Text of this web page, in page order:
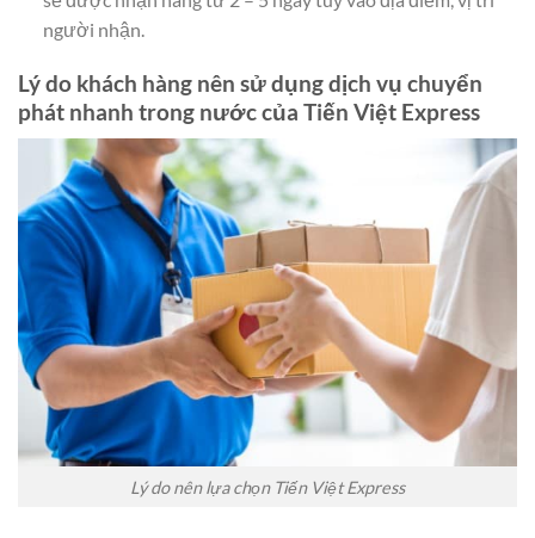
người nhận.
Lý do khách hàng nên sử dụng dịch vụ chuyển
phát nhanh trong nước của Tiến Việt Express
Lý do nên lựa chọn Tiến Việt Express